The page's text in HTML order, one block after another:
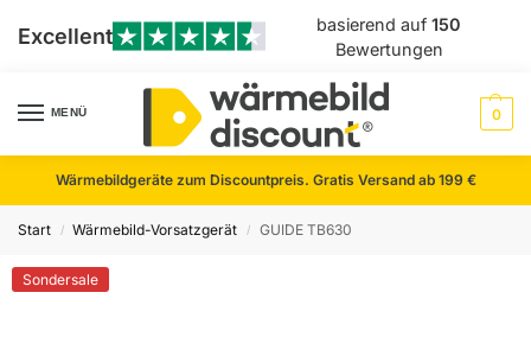
Excellent basierend auf150
Bewertungen
MENÜ 0
Wärmebildgeräte zum Discountpreis. Gratis Versand ab 199 €
Start / Wärmebild-Vorsatzgerät / GUIDE TB630
Sondersale